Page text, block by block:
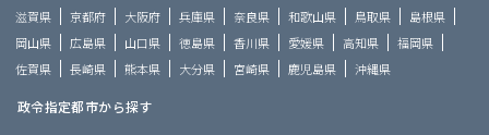
滋賀県
京都府 大阪府 兵庫県 奈良県 和歌山県 鳥取県
島根県
岡山県
広島県 山口県 徳島県 香川県 愛媛県 高知県
福岡県
佐賀県
長崎県 熊本県 大分県 宮崎県 鹿児島県 沖縄県
政令指定都市から探す